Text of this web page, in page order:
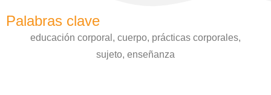
Palabras clave
educación corporal, cuerpo, prácticas corporales,
sujeto, enseñanza